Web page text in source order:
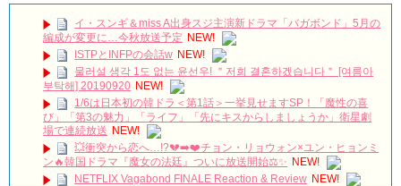
イ・スンギ＆miss A出身スジ主演新ドラマ「バガボンド」5月の
編成が変更に…今秋放送予定 NEW!
ISTPとINFPの会話w NEW!
물러설 생각 1도 없는 윤선우! ＂저희 결혼하겠습니다＂ [여름아
부탁해] 20190920 NEW!
1/6は日本初の韓ドラ＜第1話＞一挙見せますSP！「魔性の喜
び」「第3の魅力」「ライフ」「先にキスからしましょうか」衛星劇
場で連続放送 NEW!
💥衝突から恋へ…!?💔➡️❤️チョン・リョウォン×ユン・ヒョンミ
ン🔥韓国ドラマ『魔女の法廷』ついに放送開始⚖️✨ NEW!
NETFLIX Vagabond FINALE Reaction & Review NEW!